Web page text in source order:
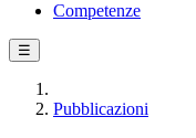
Competenze
☰
Pubblicazioni